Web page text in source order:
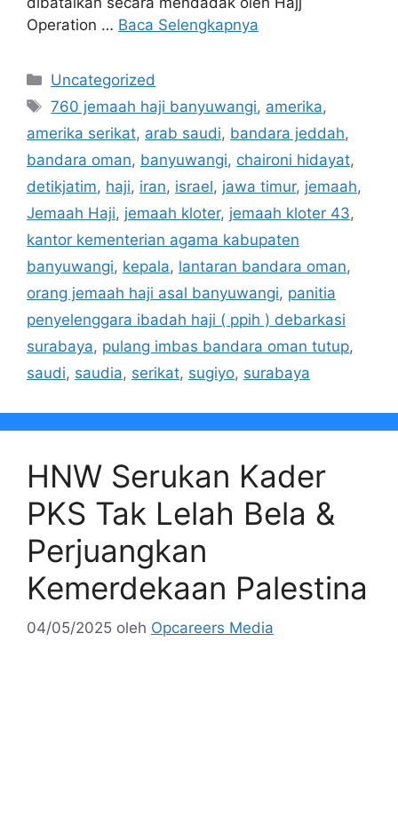
Operation … Baca Selengkapnya
Kategori
Uncategorized
Tag
760 jemaah haji banyuwangi, amerika,
amerika serikat, arab saudi, bandara jeddah,
bandara oman, banyuwangi, chaironi hidayat,
detikjatim, haji, iran, israel, jawa timur, jemaah,
Jemaah Haji, jemaah kloter, jemaah kloter 43,
kantor kementerian agama kabupaten
banyuwangi, kepala, lantaran bandara oman,
orang jemaah haji asal banyuwangi, panitia
penyelenggara ibadah haji ( ppih ) debarkasi
surabaya, pulang imbas bandara oman tutup,
saudi, saudia, serikat, sugiyo, surabaya
HNW Serukan Kader
PKS Tak Lelah Bela &
Perjuangkan
Kemerdekaan Palestina
04/05/2025 oleh Opcareers Media